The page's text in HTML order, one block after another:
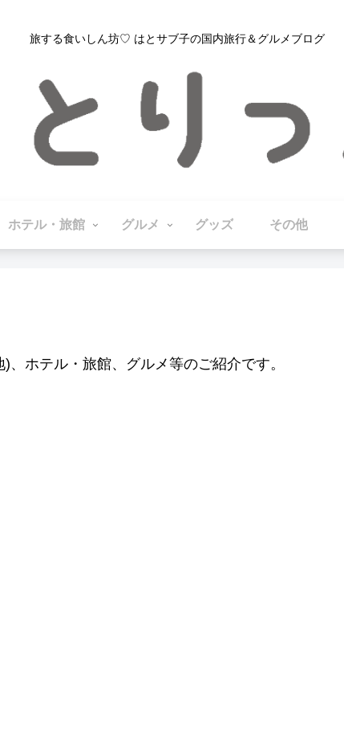
旅する食いしん坊♡ はとサブ子の国内旅行＆グルメブログ
ホテル・旅館 グルメ グッズ その他
ホテル・旅館、グルメ等のご紹介です。